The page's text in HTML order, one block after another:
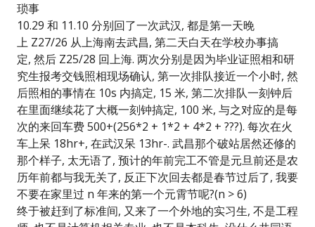
琐事
10.29 和 11.10 分别回了一次武汉, 都是第一天晚
上 Z27/26 从上海南去武昌, 第二天白天在学校办事搞
定, 然后 Z25/28 回上海. 两次分别是因为毕业证照相和研
究生报考交钱照相现场确认, 第一次排队接近一个小时, 然
后照相的事情在 10s 内搞定, 15 米, 第二次排队一刻钟后
在里面继续花了大概一刻钟搞定, 100 米, 与之对应的是每
次的来回车费 500+(256*2 + 1*2 + 4*2 + ???). 每次在火
车上呆 18hr+, 在武汉呆 13hr-. 武昌那个破站居然还修的
那个样子, 太无语了, 预计的年前完工不管是元旦前还是农
历年前都与我无关了, 反正下次回去都是春节过后了, 我要
不要在家里过 n 年来的第一个元霄节呢?(n > 6)
终于被赶到了标准间, 又来了一个外地的实习生, 不是工程